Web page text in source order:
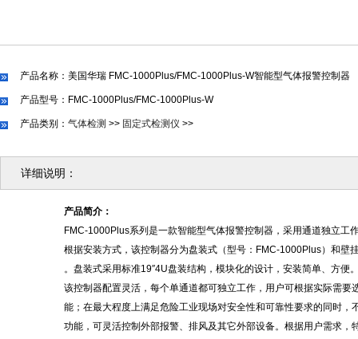
产品名称：美国华瑞 FMC-1000Plus/FMC-1000Plus-W智能型气体报警控制器
产品型号：FMC-1000Plus/FMC-1000Plus-W
产品类别： 气体检测 >> 固定式检测仪 >>
详细说明：
产品简介：
FMC-1000Plus系列是一款智能型气体报警控制器，采用通道独立
根据安装方式，该控制器分为盘装式（型号： FMC-1000Plus）和壁
。盘装式采用标准19″4U盘装结构，模块化的设计，安装简单、方
该控制器配置灵活，每个单通道都可独立工作，用户可根据实际需要
能；在最大程度上满足危险工业现场对安全性和可靠性要求的同时
功能，可灵活控制外部报警、排风及其它外部设备。根据用户需求，